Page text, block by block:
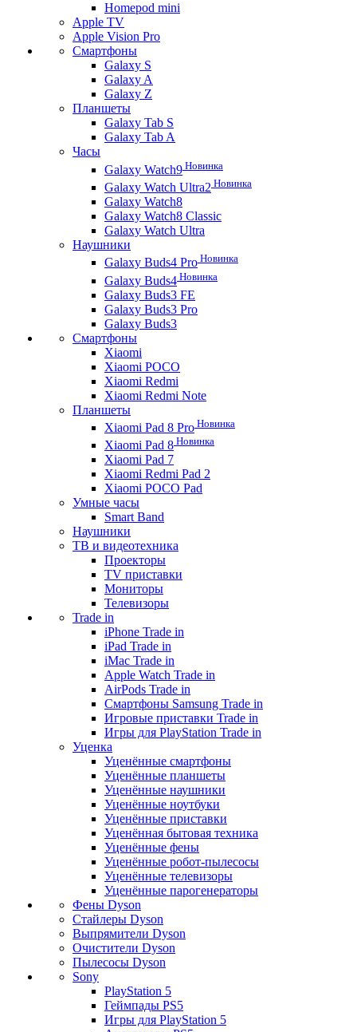
Homepod mini
Apple TV
Apple Vision Pro
Смартфоны
Galaxy S
Galaxy A
Galaxy Z
Планшеты
Galaxy Tab S
Galaxy Tab A
Часы
Galaxy Watch9 Новинка
Galaxy Watch Ultra2 Новинка
Galaxy Watch8
Galaxy Watch8 Classic
Galaxy Watch Ultra
Наушники
Galaxy Buds4 Pro Новинка
Galaxy Buds4 Новинка
Galaxy Buds3 FE
Galaxy Buds3 Pro
Galaxy Buds3
Смартфоны
Xiaomi
Xiaomi POCO
Xiaomi Redmi
Xiaomi Redmi Note
Планшеты
Xiaomi Pad 8 Pro Новинка
Xiaomi Pad 8 Новинка
Xiaomi Pad 7
Xiaomi Redmi Pad 2
Xiaomi POCO Pad
Умные часы
Smart Band
Наушники
ТВ и видеотехника
Проекторы
TV приставки
Мониторы
Телевизоры
Trade in
iPhone Trade in
iPad Trade in
iMac Trade in
Apple Watch Trade in
AirPods Trade in
Смартфоны Samsung Trade in
Игровые приставки Trade in
Игры для PlayStation Trade in
Уценка
Уценённые смартфоны
Уценённые планшеты
Уценённые наушники
Уценённые ноутбуки
Уценённые приставки
Уценённая бытовая техника
Уценённые фены
Уценённые робот-пылесосы
Уценённые телевизоры
Уценённые парогенераторы
Фены Dyson
Стайлеры Dyson
Выпрямители Dyson
Очистители Dyson
Пылесосы Dyson
Sony
PlayStation 5
Геймпады PS5
Игры для PlayStation 5